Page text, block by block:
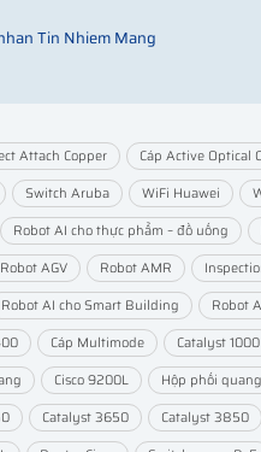
Attach Copper Cáp Active Optical
Switch Aruba WiFi Huawei
Robot AI cho thực phẩm – đồ uống
Robot AGV Robot AMR
Robot AI cho Smart Building Robot
Cáp Multimode Catalyst 1000
Cisco 9200L Hộp phối quang
Catalyst 3650 Catalyst 3850